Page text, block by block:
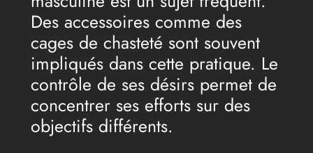
Des accessoires comme des
cages de chasteté sont souvent
impliqués dans cette pratique. Le
contrôle de ses désirs permet de
concentrer ses efforts sur des
objectifs différents.